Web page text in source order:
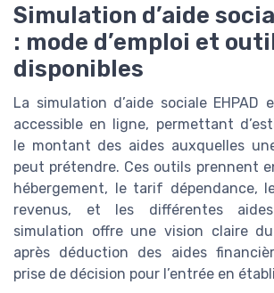
Simulation d’aide
: mode d’emploi et
disponibles
La simulation d’aide sociale EHPAD
accessible en ligne, permettant
le montant des aides auxquelles
peut prétendre. Ces outils prennent
hébergement, le tarif dépendance,
revenus, et les différentes
simulation offre une vision claire
après déduction des aides
prise de décision pour l’entrée en